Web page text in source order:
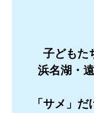
子どもた
浜名湖・
「サメ」